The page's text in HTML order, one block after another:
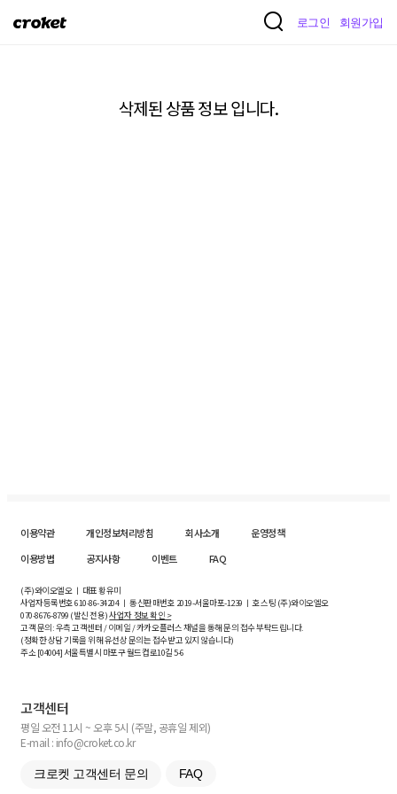
크
로그인 회원가입
삭제된 상품 정보 입니다.
이용약관 개인정보처리방침 회사소개
운영정책
이용방법
공지사항 이벤트 FAQ
(주)와이오엘오 ㅣ 대표 황유미
사업자등록번호610-86-34204ㅣ 통신판매번호 2019-서울마포-1239 ㅣ 호스팅 (주)와이오엘오
070-8676-8799 (발신 전용)사업자 정보 확인 >
고객 문의: 우측 고객센터 / 이메일 / 카카오플러스 채널을 통해 문의 접수 부탁드립니다.
(정확한 상담 기록을 위해 유선상 문의는 접수받고 있지 않습니다)
주소 [04004] 서울특별시 마포구 월드컵로10길5-6
고객센터
평일 오전 11시 ~ 오후 5시 (주말, 공휴일 제외)
E-mail : info@croket.co.kr
크로켓 고객센터 문의 FAQ